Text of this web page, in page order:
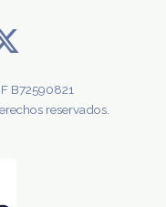
B72590821
reservados.